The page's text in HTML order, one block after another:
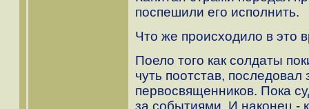
поспешили его исполнить.
Что же происходило в это
Поело того как солдаты
чуть поотстав,
первосвященников. Пока
за событиями. И наконец -